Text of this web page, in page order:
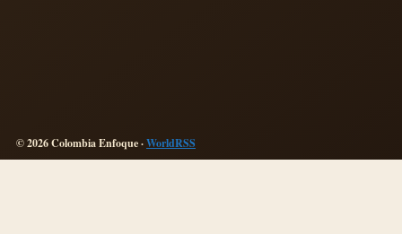
© 2026 Colombia Enfoque ·WorldRSS